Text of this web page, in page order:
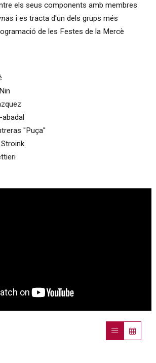
els seus components amb membres
i es tracta d'un dels grups més
de les Festes de la Mercè
''Puça''